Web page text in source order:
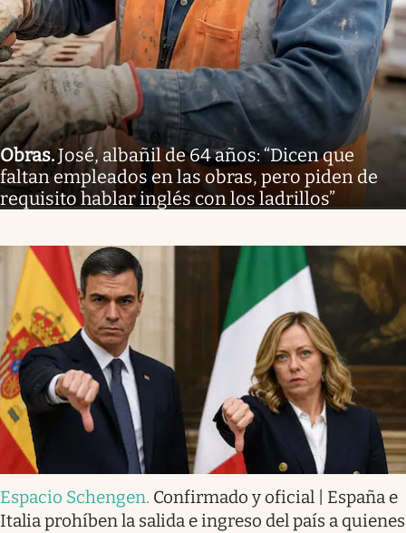
Obras.José, albañil de 64 años: “Dicen que
faltan empleados en las obras, pero piden de
requisito hablar inglés con los ladrillos”
Espacio Schengen. Confirmado y oficial | España e
Italia prohíben la salida e ingreso del país a quienes